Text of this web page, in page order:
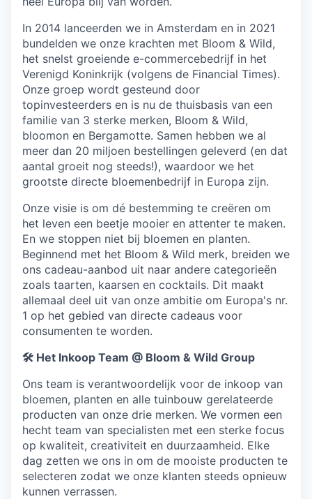
In 2014 lanceerden we in Amsterdam en in 2021
bundelden we onze krachten met Bloom & Wild,
het snelst groeiende e-commercebedrijf in het
Verenigd Koninkrijk (volgens de Financial Times).
Onze groep wordt gesteund door
topinvesteerders en is nu de thuisbasis van een
familie van 3 sterke merken, Bloom & Wild,
bloomon en Bergamotte. Samen hebben we al
meer dan 20 miljoen bestellingen geleverd (en dat
aantal groeit nog steeds!), waardoor we het
grootste directe bloemenbedrijf in Europa zijn.
Onze visie is om dé bestemming te creëren om
het leven een beetje mooier en attenter te maken.
En we stoppen niet bij bloemen en planten.
Beginnend met het Bloom & Wild merk, breiden we
ons cadeau-aanbod uit naar andere categorieën
zoals taarten, kaarsen en cocktails. Dit maakt
allemaal deel uit van onze ambitie om Europa's nr.
1 op het gebied van directe cadeaus voor
consumenten te worden.
🛠️ Het Inkoop Team @ Bloom & Wild Group
Ons team is verantwoordelijk voor de inkoop van
bloemen, planten en alle tuinbouw gerelateerde
producten van onze drie merken. We vormen een
hecht team van specialisten met een sterke focus
op kwaliteit, creativiteit en duurzaamheid. Elke
dag zetten we ons in om de mooiste producten te
selecteren zodat we onze klanten steeds opnieuw
kunnen verrassen.